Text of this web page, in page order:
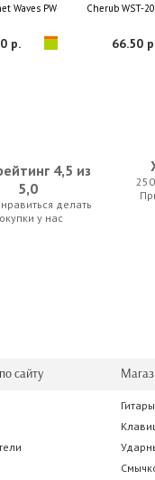
Waves PW-CT-13 NS Micro
р.
Cherub WST-
66.50
555C
р.
TC Electronic
332.50
4,5 из
5,0
делать
у нас
сайту
Гитары